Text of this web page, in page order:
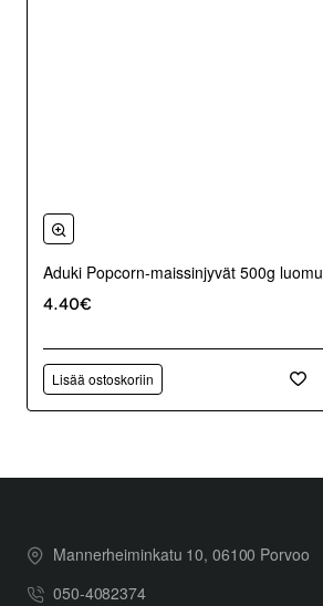
Aduki Popcorn-maissinjyvät 500g luomu
4.40€
Lisää ostoskoriin
Mannerheiminkatu 10, 06100 Porvoo
050-4082374